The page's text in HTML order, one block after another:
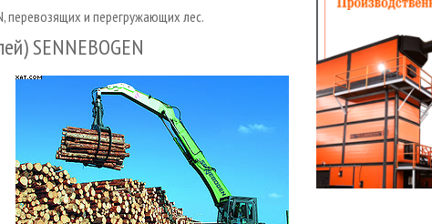
перевозящих и перегружающих лес.
SENNEBOGEN